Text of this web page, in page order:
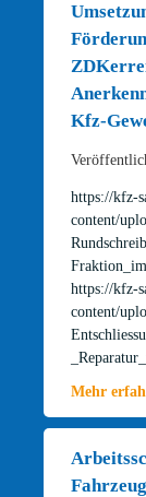
Kfz-
https://kfz-
content/
https://kfz-
content/
Mehr